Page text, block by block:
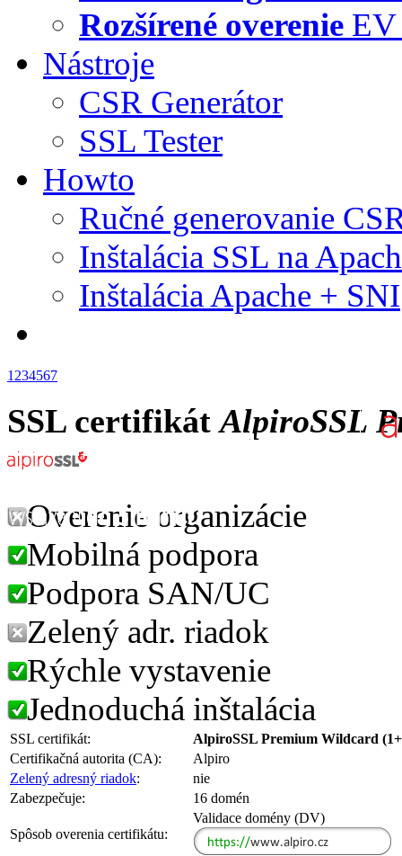
Rozšírené overenie EV
Nástroje
CSR Generátor
SSL Tester
Howto
Ručné generovanie
Inštalácia SSL na
Inštalácia Apache + SNI
1 234567
SSL certifikát AlpiroSSL
Overenie organizácie
Mobilná podpora
Podpora SAN/UC
Zelený adr. riadok
Rýchle vystavenie
Jednoduchá inštalácia
SSL certifikát:
AlpiroSSL Premium Wildcard
Certifikačná autorita (CA):
Alpiro
Zelený adresný riadok:
nie
Zabezpečuje:
16 domén
Spôsob overenia certifikátu:
Validace domény (DV)